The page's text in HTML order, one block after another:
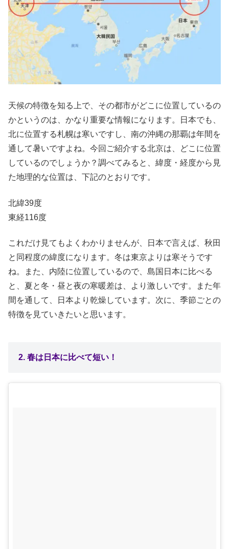
天候の特徴を知る上で、その都市がどこに位置しているの
かというのは、かなり重要な情報になります。日本でも、
北に位置する札幌は寒いですし、南の沖縄の那覇は年間を
通して暑いですよね。今回ご紹介する北京は、どこに位置
しているのでしょうか？調べてみると、緯度・経度から見
た地理的な位置は、下記のとおりです。
北緯39度
東経116度
これだけ見てもよくわかりませんが、日本で言えば、秋田
と同程度の緯度になります。冬は東京よりは寒そうです
ね。また、内陸に位置しているので、島国日本に比べる
と、夏と冬・昼と夜の寒暖差は、より激しいです。また年
間を通して、日本より乾燥しています。次に、季節ごとの
特徴を見ていきたいと思います。
2. 春は日本に比べて短い！